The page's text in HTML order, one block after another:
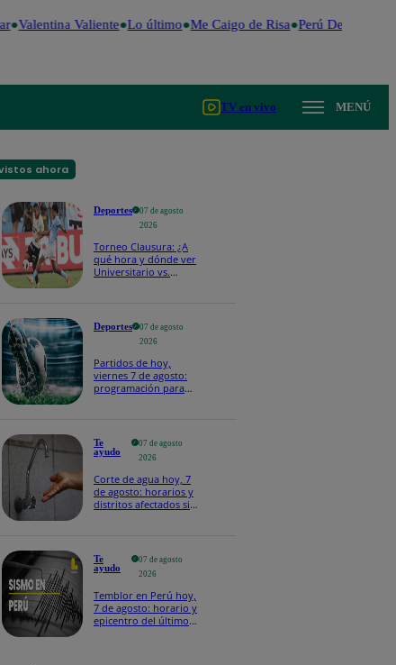
Valentina Valiente Lo último Me Caigo de Risa Perú Decide 2026
TV en vivo MENÚ
ahora
Deportes
07 de agosto
2026
Torneo Clausura: ¿A
qué hora y dónde ver
Universitario vs.
Deportes
07 de agosto
2026
Partidos de hoy,
viernes 7 de agosto:
programación para
Te
ayudo
07 de agosto
2026
Corte de agua hoy, 7
de agosto: horarios y
distritos afectados sin
Te
ayudo
07 de agosto
2026
Temblor en Perú hoy,
7 de agosto: horario y
epicentro del último